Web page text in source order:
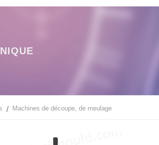
Machines de découpe, de meulage